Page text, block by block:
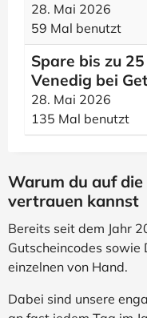
28. Mai 2026
59 Mal benutzt
Spare bis zu
Venedig bei
28. Mai 2026
135 Mal benutzt
Warum du auf
vertrauen kannst
Bereits seit dem Jahr
Gutscheincodes
einzelnen von Hand.
Dabei sind unsere